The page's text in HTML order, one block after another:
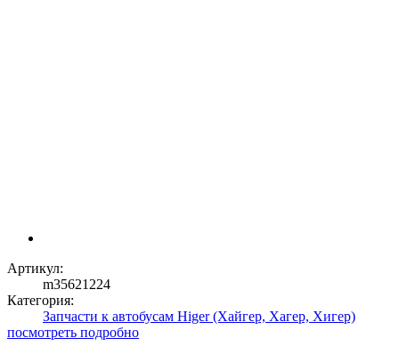
Артикул:
m35621224
Категория:
Запчасти к автобусам Higer (Хайгер, Хагер, Хигер)
посмотреть подробно